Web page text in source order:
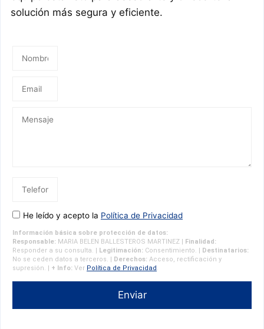
solución más segura y eficiente.
He leído y acepto la Política de Privacidad
Información básica sobre protección de datos:
Responsable: MARIA BELEN BALLESTEROS MARTINEZ | Finalidad:
Responder a su consulta. | Legitimación: Consentimiento. | Destinatarios:
No se ceden datos a terceros. | Derechos: Acceso, rectificación y
supresión. | + Info: Ver Política de Privacidad.
Enviar